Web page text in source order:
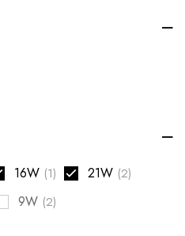
16W (1) 21W (2)
9W (2)